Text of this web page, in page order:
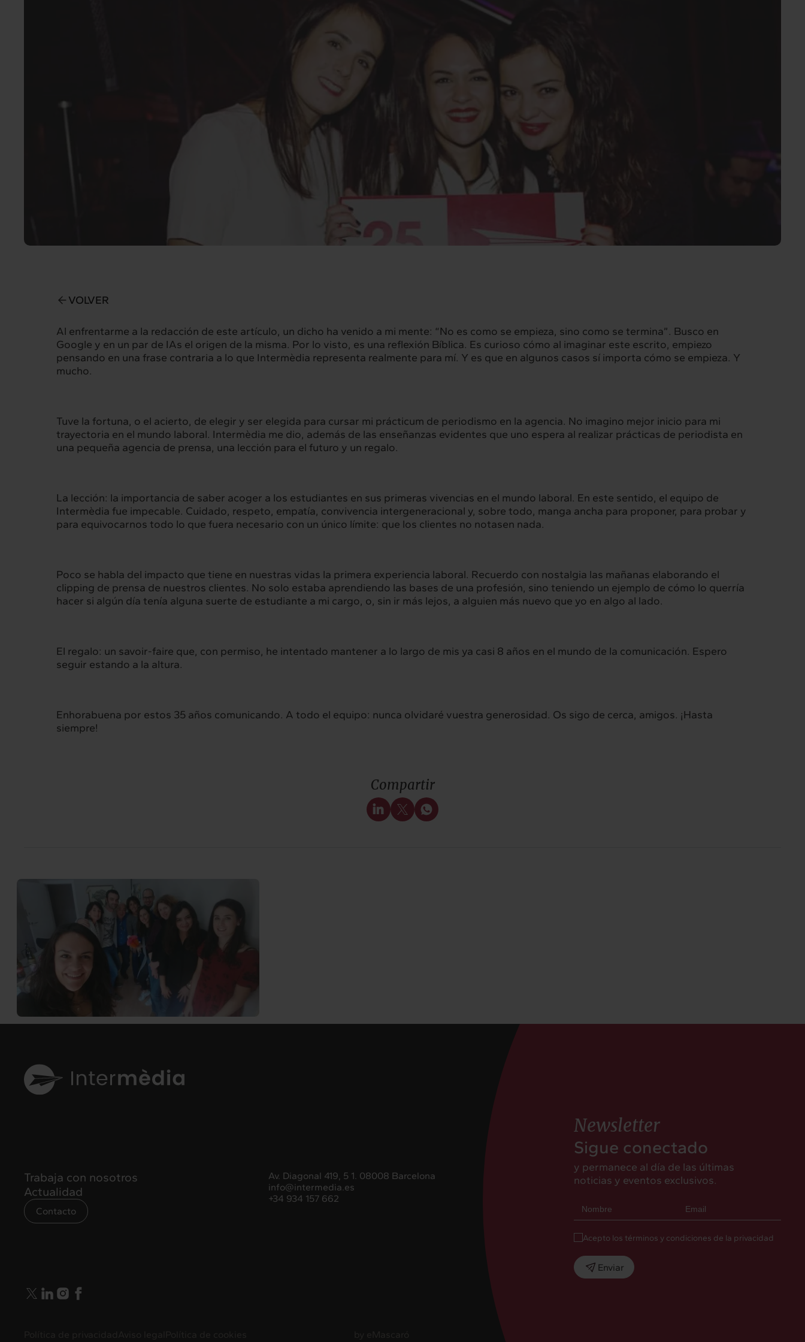
Intermèdia
Sobre nosotros
Interconexión
Nuestros servicios
Interacción
Proyectos
Intermèdia
Confidencial
Interrelación
Clientes
Insights
Actualidad
Intercambio
Contacto
VOLVER
Al enfrentarme a la redacción de este artículo, un dicho ha venido a mi mente: “No es como se empieza, sino como se termina”. Busco en
Google y en un par de IAs el origen de la misma. Por lo visto, es una reflexión Bíblica. Es curioso cómo al imaginar este escrito, empiezo
pensando en una frase contraria a lo que Intermèdia representa realmente para mí. Y es que en algunos casos sí importa cómo se empieza. Y
mucho.
Tuve la fortuna, o el acierto, de elegir y ser elegida para cursar mi prácticum de periodismo en la agencia. No imagino mejor inicio para mi
trayectoria en el mundo laboral. Intermèdia me dio, además de las enseñanzas evidentes que uno espera al realizar prácticas de periodista en
una pequeña agencia de prensa, una lección para el futuro y un regalo.
La lección: la importancia de saber acoger a los estudiantes en sus primeras vivencias en el mundo laboral. En este sentido, el equipo de
Intermèdia fue impecable. Cuidado, respeto, empatía, convivencia intergeneracional y, sobre todo, manga ancha para proponer, para probar y
para equivocarnos todo lo que fuera necesario con un único límite: que los clientes no notasen nada.
Poco se habla del impacto que tiene en nuestras vidas la primera experiencia laboral. Recuerdo con nostalgia las mañanas elaborando el
clipping de prensa de nuestros clientes. No solo estaba aprendiendo las bases de una profesión, sino teniendo un ejemplo de cómo lo querría
hacer si algún día tenía alguna suerte de estudiante a mi cargo, o, sin ir más lejos, a alguien más nuevo que yo en algo al lado.
El regalo: un savoir-faire que, con permiso, he intentado mantener a lo largo de mis ya casi 8 años en el mundo de la comunicación. Espero
seguir estando a la altura.
Enhorabuena por estos 35 años comunicando. A todo el equipo: nunca olvidaré vuestra generosidad. Os sigo de cerca, amigos. ¡Hasta
siempre!
Compartir
Trabaja con nosotros
Actualidad
Contacto
Av. Diagonal 419, 5 1. 08008 Barcelona
info@intermedia.es
+34 934 157 662
Newsletter
Sigue conectado
y permanece al día de las últimas
noticias y eventos exclusivos.
Acepto los términos y condiciones de la privacidad
Enviar